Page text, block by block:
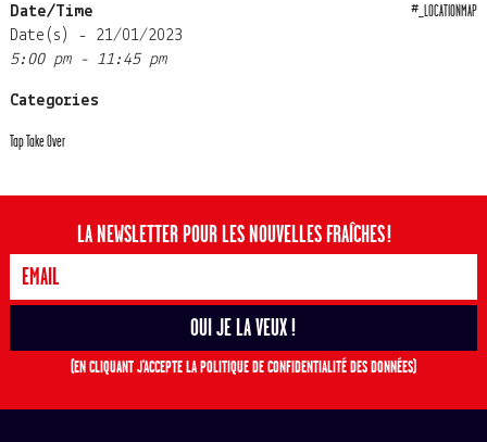
#_LOCATIONMAP
Date/Time
Date(s) - 21/01/2023
5:00 pm - 11:45 pm
Categories
Tap Take Over
LA NEWSLETTER POUR LES NOUVELLES FRAÎCHES !
(EN CLIQUANT J'ACCEPTE LA POLITIQUE DE CONFIDENTIALITÉ DES DONNÉES)